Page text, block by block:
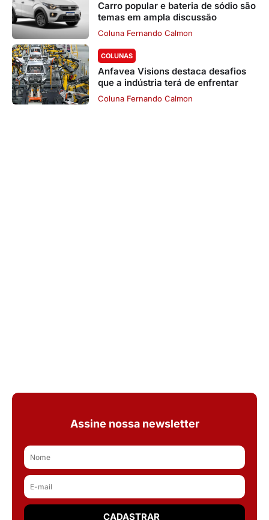
Carro popular e bateria de sódio são
temas em ampla discussão
Coluna Fernando Calmon
COLUNAS
Anfavea Visions destaca desafios
que a indústria terá de enfrentar
Coluna Fernando Calmon
Assine nossa newsletter